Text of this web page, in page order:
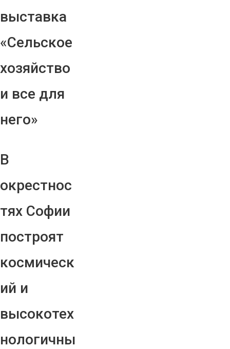
выставка
«Сельское
хозяйство
и все для
него»
В
окрестнос
тях Софии
построят
космическ
ий и
высокотех
нологичны